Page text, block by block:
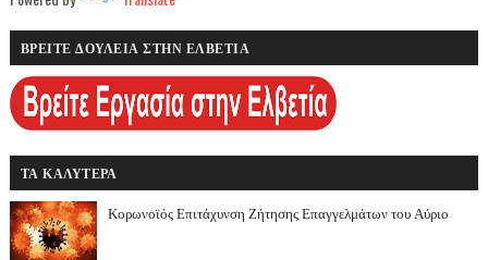
ΒΡΕΙΤΕ ΔΟΥΛΕΙΑ ΣΤΗΝ ΕΛΒΕΤΙΑ
ΤΑ ΚΑΛΥΤΕΡΑ
Κορωνοϊός Επιτάχυνση Ζήτησης Επαγγελμάτων του Αύριο